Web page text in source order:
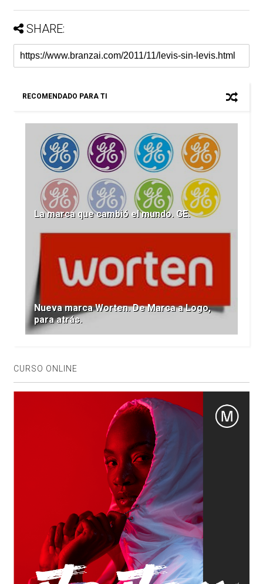
SHARE:
RECOMENDADO PARA TI
La marca que cambió el mundo. GE.
Nueva marca Worten. De Marca a Logo,
para atrás.
CURSO ONLINE